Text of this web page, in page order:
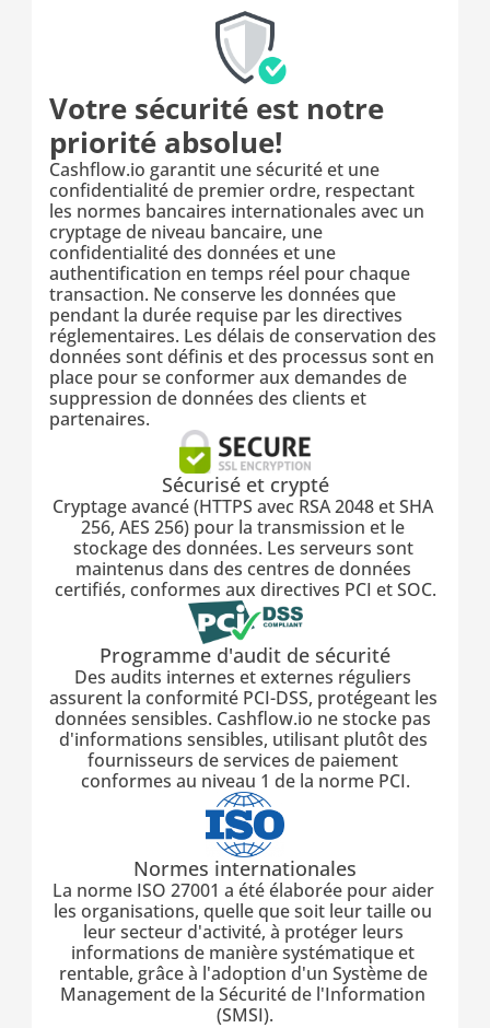
Votre sécurité est notre
priorité absolue!
Cashflow.io garantit une sécurité et une
confidentialité de premier ordre, respectant
les normes bancaires internationales avec un
cryptage de niveau bancaire, une
confidentialité des données et une
authentification en temps réel pour chaque
transaction. Ne conserve les données que
pendant la durée requise par les directives
réglementaires. Les délais de conservation des
données sont définis et des processus sont en
place pour se conformer aux demandes de
suppression de données des clients et
partenaires.
Sécurisé et crypté
Cryptage avancé (HTTPS avec RSA 2048 et SHA
256, AES 256) pour la transmission et le
stockage des données. Les serveurs sont
maintenus dans des centres de données
certifiés, conformes aux directives PCI et SOC.
Programme d'audit de sécurité
Des audits internes et externes réguliers
assurent la conformité PCI-DSS, protégeant les
données sensibles. Cashflow.io ne stocke pas
d'informations sensibles, utilisant plutôt des
fournisseurs de services de paiement
conformes au niveau 1 de la norme PCI.
Normes internationales
La norme ISO 27001 a été élaborée pour aider
les organisations, quelle que soit leur taille ou
leur secteur d'activité, à protéger leurs
informations de manière systématique et
rentable, grâce à l'adoption d'un Système de
Management de la Sécurité de l'Information
(SMSI).